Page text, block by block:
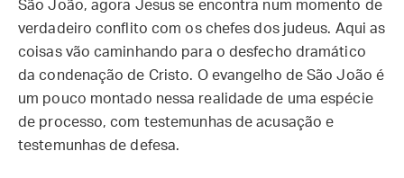
São João, agora Jesus se encontra num momento de
verdadeiro conflito com os chefes dos judeus. Aqui as
coisas vão caminhando para o desfecho dramático
da condenação de Cristo. O evangelho de São João é
um pouco montado nessa realidade de uma espécie
de processo, com testemunhas de acusação e
testemunhas de defesa.